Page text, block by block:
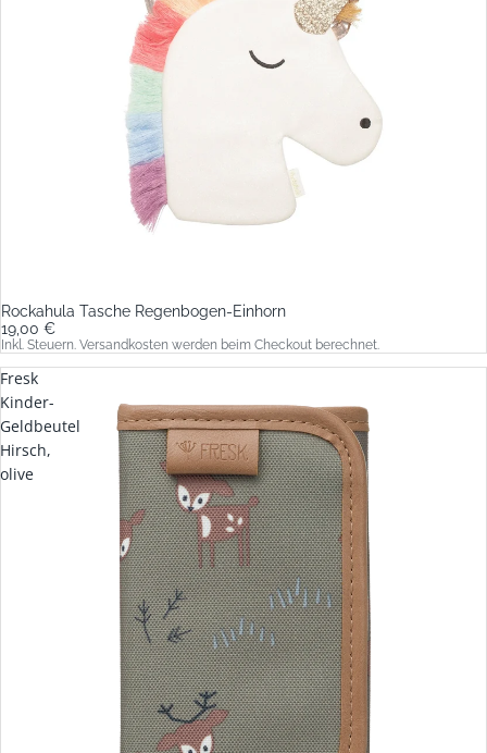
Rockahula Tasche Regenbogen-Einhorn
19,00 €
Inkl. Steuern. Versandkosten werden beim Checkout berechnet.
Fresk
Kinder-
Geldbeutel
Hirsch,
olive